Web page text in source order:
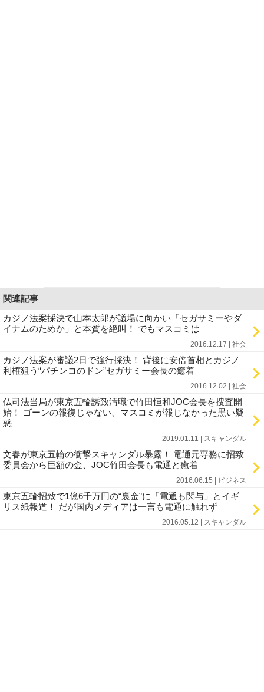
関連記事
カジノ法案採決で山本太郎が議場に向かい「セガサミーやダ
イナムのためか」と本質を絶叫！ でもマスコミは
2016.12.17 | 社会
カジノ法案が審議2日で強行採決！ 背後に安倍首相とカジノ
利権狙う“パチンコのドン”セガサミー会長の癒着
2016.12.02 | 社会
仏司法当局が東京五輪誘致汚職で竹田恒和JOC会長を捜査開
始！ ゴーンの報復じゃない、マスコミが報じなかった黒い疑
惑
2019.01.11 | スキャンダル
文春が東京五輪の衝撃スキャンダル暴露！ 電通元専務に招致
委員会から巨額の金、JOC竹田会長も電通と癒着
2016.06.15 | ビジネス
東京五輪招致で1億6千万円の“裏金”に「電通も関与」とイギ
リス紙報道！ だが国内メディアは一言も電通に触れず
2016.05.12 | スキャンダル